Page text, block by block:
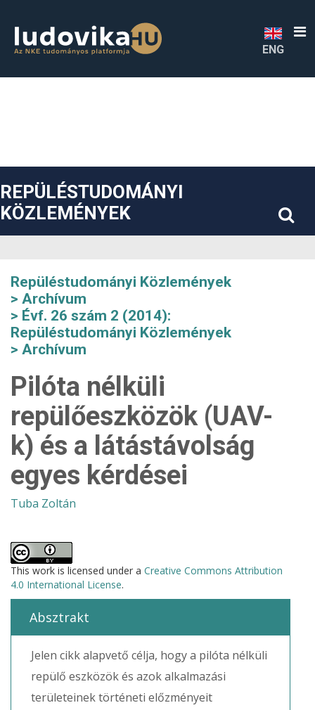
##plugins.themes.bootstrap3.accessible_menu.sidebar##
ENG
REPÜLÉSTUDOMÁNYI
KÖZLEMÉNYEK
Repüléstudományi Közlemények
Archívum
Évf. 26 szám 2 (2014):
Repüléstudományi Közlemények
Archívum
Pilóta nélküli
repülőeszközök (UAV-
k) és a látástávolság
egyes kérdései
Tuba Zoltán
This work is licensed under a Creative Commons Attribution
4.0 International License.
Absztrakt
Jelen cikk alapvető célja, hogy a pilóta nélküli
repülő eszközök és azok alkalmazási
területeinek történeti előzményeit